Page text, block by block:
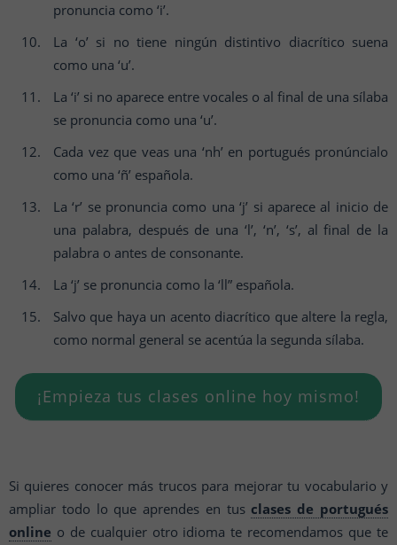
pronuncia como ‘i’.
La ‘o’ si no tiene ningún distintivo diacrítico suena
como una ‘u’.
La ‘i’ si no aparece entre vocales o al final de una sílaba
se pronuncia como una ‘u’.
Cada vez que veas una ‘nh’ en portugués pronúncialo
como una ‘ñ’ española.
La ‘r’ se pronuncia como una ‘j’ si aparece al inicio de
una palabra, después de una ‘l’, ‘n’, ‘s’, al final de la
palabra o antes de consonante.
La ‘j’ se pronuncia como la ‘ll” española.
Salvo que haya un acento diacrítico que altere la regla,
como normal general se acentúa la segunda sílaba.
¡Empieza tus clases online hoy mismo!
Si quieres conocer más trucos para mejorar tu vocabulario y
ampliar todo lo que aprendes en tus clases de portugués
online o de cualquier otro idioma te recomendamos que te